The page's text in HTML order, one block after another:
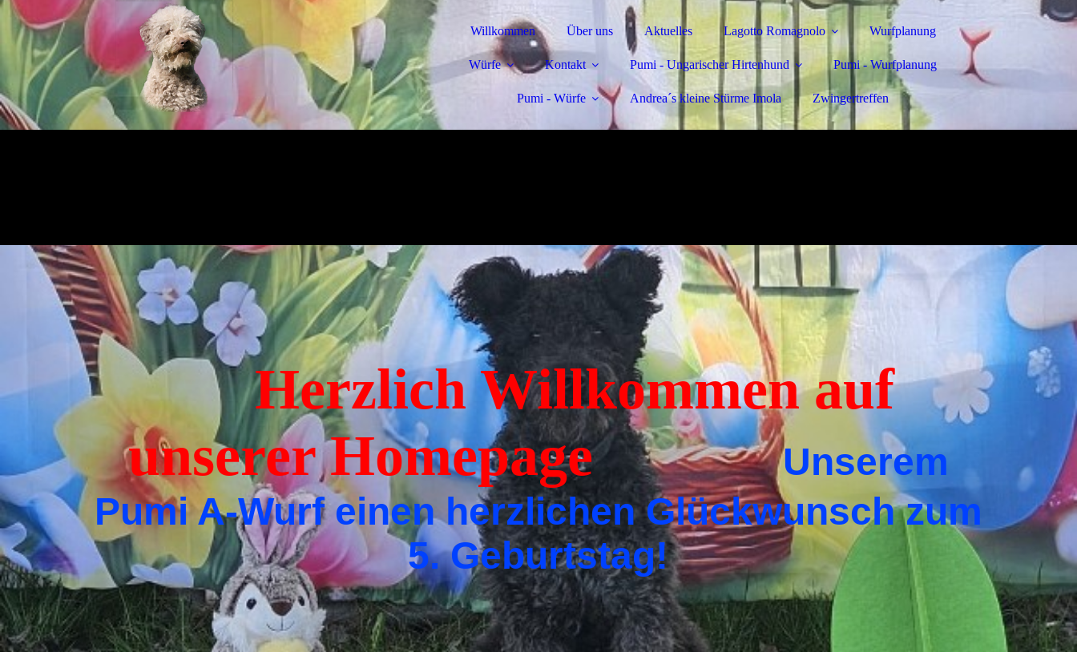
Willkommen Über uns Aktuelles Lagotto Romagnolo Wurfplanung
Würfe Kontakt Pumi - Ungarischer Hirtenhund Pumi - Wurfplanung
Pumi - Würfe Andrea´s kleine Stürme Imola Zwingertreffen
Herzlich Willkommen auf
unserer Homepage Unserem
Pumi A-Wurf einen herzlichen Glückwunsch zum
5. Geburtstag!